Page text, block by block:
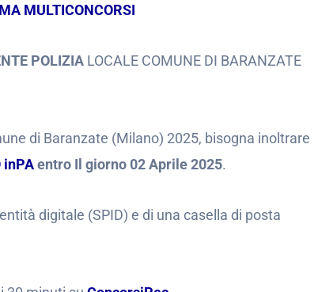
MULTICONCORSI
POLIZIA LOCALE COMUNE DI BARANZATE
di Baranzate (Milano) 2025, bisogna inoltrare
inPAentro Il giorno 02 Aprile 2025.
digitale (SPID) e di una casella di posta